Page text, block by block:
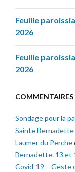
Feuille
2026
Feuille
2026
COMMENTAIRES
Sondage pour la
Sainte Bernadette
Laumer du Perche
Bernadette. 13 et
Covid-19 – Geste